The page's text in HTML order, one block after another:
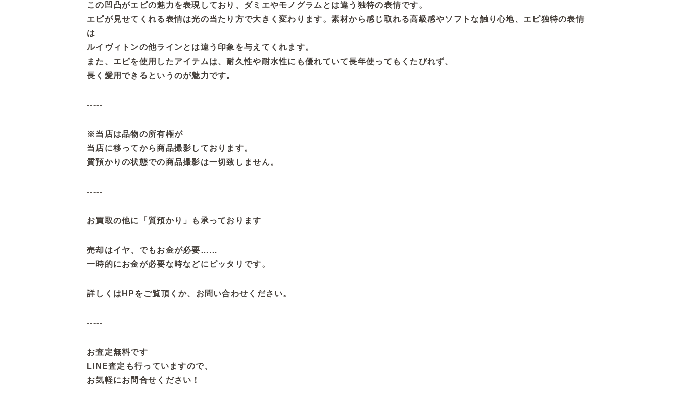
この凹凸がエピの魅力を表現しており、ダミエやモノグラムとは違う独特の表情です。
エピが見せてくれる表情は光の当たり方で大きく変わります。素材から感じ取れる高級感やソフトな触り心地、エピ独特の表情
は
ルイヴィトンの他ラインとは違う印象を与えてくれます。
また、エピを使用したアイテムは、耐久性や耐水性にも優れていて長年使ってもくたびれず、
長く愛用できるというのが魅力です。
-----
※当店は品物の所有権が
当店に移ってから商品撮影しております。
質預かりの状態での商品撮影は一切致しません。
-----
お買取の他に「質預かり」も承っております
売却はイヤ、でもお金が必要……
一時的にお金が必要な時などにピッタリです。
詳しくはHPをご覧頂くか、お問い合わせください。
-----
お査定無料です
LINE査定も行っていますので、
お気軽にお問合せください！